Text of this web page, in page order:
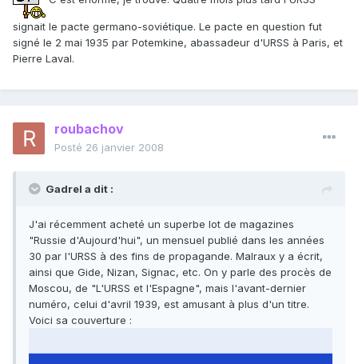
signait le pacte germano-soviétique. Le pacte en question fut
signé le 2 mai 1935 par Potemkine, abassadeur d'URSS à Paris, et
Pierre Laval.
roubachov
Posté 26 janvier 2008
Gadrel a dit :
J'ai récemment acheté un superbe lot de magazines
"Russie d'Aujourd'hui", un mensuel publié dans les années
30 par l'URSS à des fins de propagande. Malraux y a écrit,
ainsi que Gide, Nizan, Signac, etc. On y parle des procès de
Moscou, de "L'URSS et l'Espagne", mais l'avant-dernier
numéro, celui d'avril 1939, est amusant à plus d'un titre.
Voici sa couverture :